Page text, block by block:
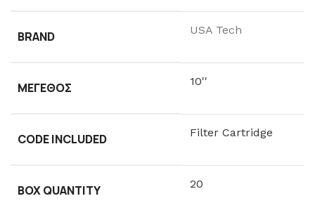
BRAND USA Tech
ΜΈΓΕΘΟΣ 10''
CODE INCLUDED Filter Cartridge
BOX QUANTITY 20